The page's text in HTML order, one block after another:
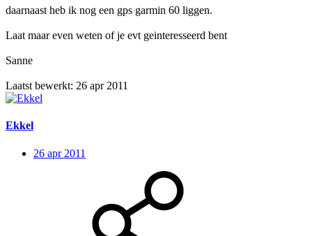
daarnaast heb ik nog een gps garmin 60 liggen.
Laat maar even weten of je evt geinteresseerd bent
Sanne
Laatst bewerkt: 26 apr 2011
Ekkel
26 apr 2011